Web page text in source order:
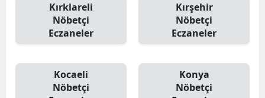
Kırklareli
Nöbetçi
Eczaneler
Kırşehir
Nöbetçi
Eczaneler
Kocaeli
Nöbetçi
Konya
Nöbetçi